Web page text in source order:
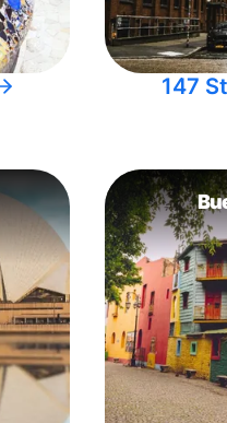
147